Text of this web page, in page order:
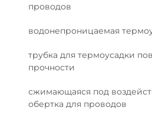
проводов
водонепроницаемая
трубка для термоусадки
прочности
сжимающаяся под
обертка для проводов